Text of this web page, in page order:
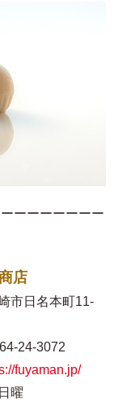
ーーーーーーー
店
市日名本町11-
24-3072
fuyaman.jp/
曜